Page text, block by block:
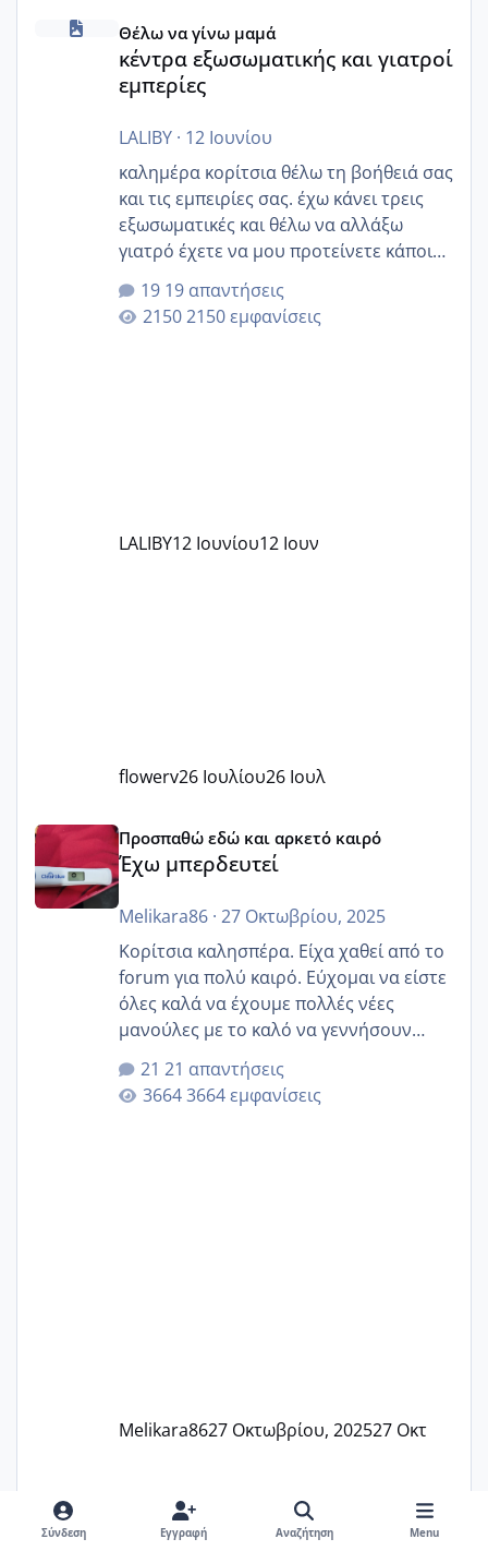
κέντρα εξωσωματικής και γιατροί εμπερίες
Θέλω να γίνω μαμά
κέντρα εξωσωματικής και γιατροί
εμπερίες
LALIBY· 12 Ιουνίου
καλημέρα κορίτσια θέλω τη βοήθειά σας
και τις εμπειρίες σας. έχω κάνει τρεις
εξωσωματικές και θέλω να αλλάξω
γιατρό έχετε να μου προτείνετε κάποιον
που μείνατε ευχαριστημένες και είχατε
επιιτυχία? έκανα στο υγεία με τον
ζερβομανωλάκη (δεν το εψαξε καθόλου
19 απαντήσεις
2150 εμφανίσεις
LALIBY12 Ιουνίου12 Ιουν
flowerv26 Ιουλίου26 Ιουλ
Έχω μπερδευτεί
Προσπαθώ εδώ και αρκετό καιρό
Έχω μπερδευτεί
Melikara86· 27 Οκτωβρίου, 2025
Κορίτσια καλησπέρα. Είχα χαθεί από το
forum για πολύ καιρό. Εύχομαι να είστε
όλες καλά να έχουμε πολλές νέες
μανούλες με το καλό να γεννήσουν
αυτές που ήδη περιμένουν. Να πάρουν
γερα μωράκια στην αγκαλίτσα τους
🙏🏼🙏🏼 Ας πάμε λοιπόν στο θέμα μου.
21 απαντήσεις
3664 εμφανίσεις
Melikara8627 Οκτωβρίου, 202527 Οκτ
Σύνδεση Εγγραφή Αναζήτηση Menu